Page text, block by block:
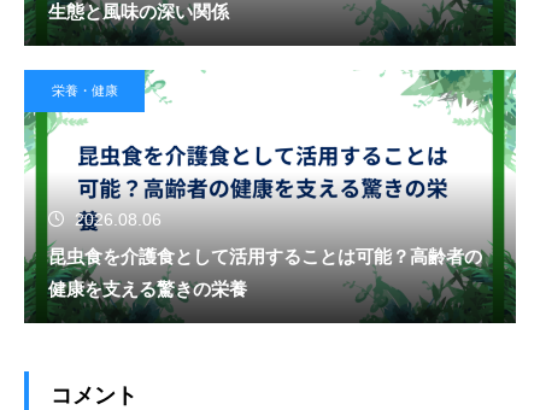
生態と風味の深い関係
栄養・健康
2026.08.06
昆虫食を介護食として活用することは可能？高齢者の
健康を支える驚きの栄養
コメント